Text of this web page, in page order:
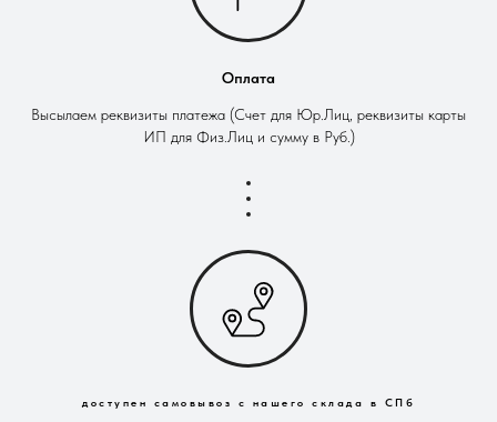
Оплата
Высылаем реквизиты платежа (Счет для Юр.Лиц, реквизиты карты
ИП для Физ.Лиц и сумму в Руб.)
доступен самовывоз с нашего склада в СПб